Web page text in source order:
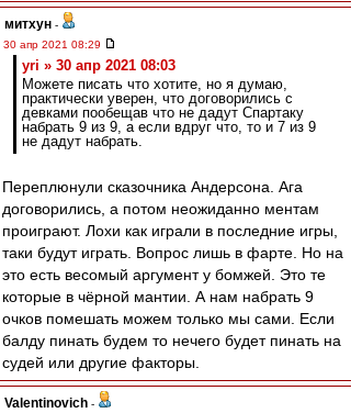
митхун -
30 апр 2021 08:29
yri » 30 апр 2021 08:03
Можете писать что хотите, но я думаю,
практически уверен, что договорились с
девками пообещав что не дадут Спартаку
набрать 9 из 9, а если вдруг что, то и 7 из 9
не дадут набрать.
Переплюнули сказочника Андерсона. Ага
договорились, а потом неожиданно ментам
проиграют. Лохи как играли в последние игры,
таки будут играть. Вопрос лишь в фарте. Но на
это есть весомый аргумент у бомжей. Это те
которые в чёрной мантии. А нам набрать 9
очков помешать можем только мы сами. Если
балду пинать будем то нечего будет пинать на
судей или другие факторы.
Valentinovich -